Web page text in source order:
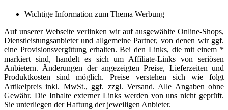
Wichtige Information zum Thema Werbung
Auf unserer Webseite verlinken wir auf ausgewählte Online-Shops,
Dienstleistungsanbieter und allgemeine Partner, von denen wir ggf.
eine Provisionsvergütung erhalten. Bei den Links, die mit einem *
markiert sind, handelt es sich um Affiliate-Links von seriösen
Anbietern. Änderungen der angezeigten Preise, Lieferzeiten und
Produktkosten sind möglich. Preise verstehen sich wie folgt
Artikelpreis inkl. MwSt., ggf. zzgl. Versand. Alle Angaben ohne
Gewähr. Die Inhalte externer Links werden von uns nicht geprüft.
Sie unterliegen der Haftung der jeweiligen Anbieter.